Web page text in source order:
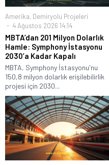
Amerika, Demiryolu Projeleri
4 Ağustos 2026 14:14
MBTA’dan 201 Milyon Dolarlık
Hamle: Symphony İstasyonu
2030’a Kadar Kapalı
MBTA, Symphony İstasyonu'nu
150,8 milyon dolarlık erişilebilirlik
projesi için 2030...